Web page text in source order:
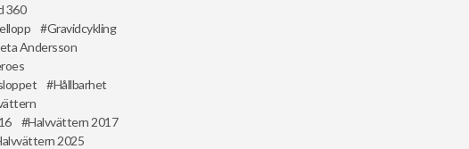
360
Gravidcykling
Andersson
Hållbarhet
Halvvättern 2017
2025